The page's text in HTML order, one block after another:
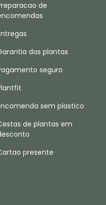
de
das plantas
seguro
sem plastico
de plantas em
presente